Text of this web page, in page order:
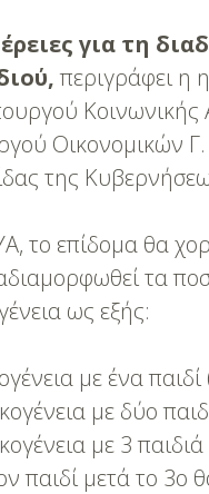
για τη
περιγράφει η
Κοινωνικής
Οικονομικών
της
το επίδομα θα
τα
ως εξής:
με ένα
με δύο
με 3
παιδί μετά το 3ο